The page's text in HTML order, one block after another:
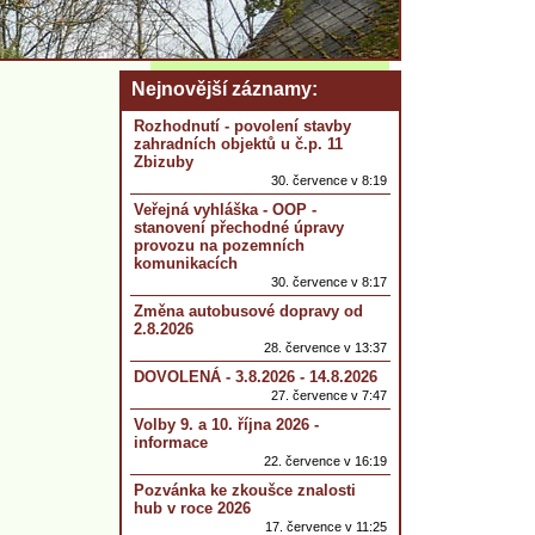
Nejnovější záznamy
Rozhodnutí - povolení stavby
zahradních objektů u č.p. 11
Zbizuby
30. července v 8:19
Veřejná vyhláška - OOP -
stanovení přechodné úpravy
provozu na pozemních
komunikacích
30. července v 8:17
Změna autobusové dopravy od
2.8.2026
28. července v 13:37
DOVOLENÁ - 3.8.2026 - 14.8.2026
27. července v 7:47
Volby 9. a 10. října 2026 -
informace
22. července v 16:19
Pozvánka ke zkoušce znalosti
hub v roce 2026
17. července v 11:25